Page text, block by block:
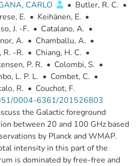
CARLO • Butler, R. C. •
E. • Keihänen, E. •
J. -F. • Catalano, A. •
A. • Chamballu, A. •
R. -R. • Chiang, H. C. •
P. R. • Colombi, S. •
L. P. L. • Combet, C. •
R. • Couchot, F.
0004-6361/201526803
the Galactic foreground
between 20 and 100 GHz based
by Planck and WMAP.
intensity in this part of the
is dominated by free-free and